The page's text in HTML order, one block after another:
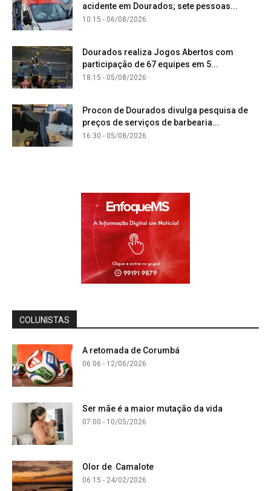
acidente em Dourados; sete pessoas...
10:15 - 06/08/2026
Dourados realiza Jogos Abertos com
participação de 67 equipes em 5...
18:15 - 05/08/2026
Procon de Dourados divulga pesquisa de
preços de serviços de barbearia...
16:30 - 05/08/2026
COLUNISTAS
A retomada de Corumbá
06:06 - 12/06/2026
Ser mãe é a maior mutação da vida
07:00 - 10/05/2026
Olor de Camalote
06:15 - 24/02/2026